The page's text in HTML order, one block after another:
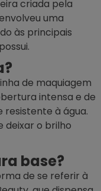
criada pela
uma
às principais
de maquiagem
intensa e de
à água.
deixar o brilho
base?
de se referir à